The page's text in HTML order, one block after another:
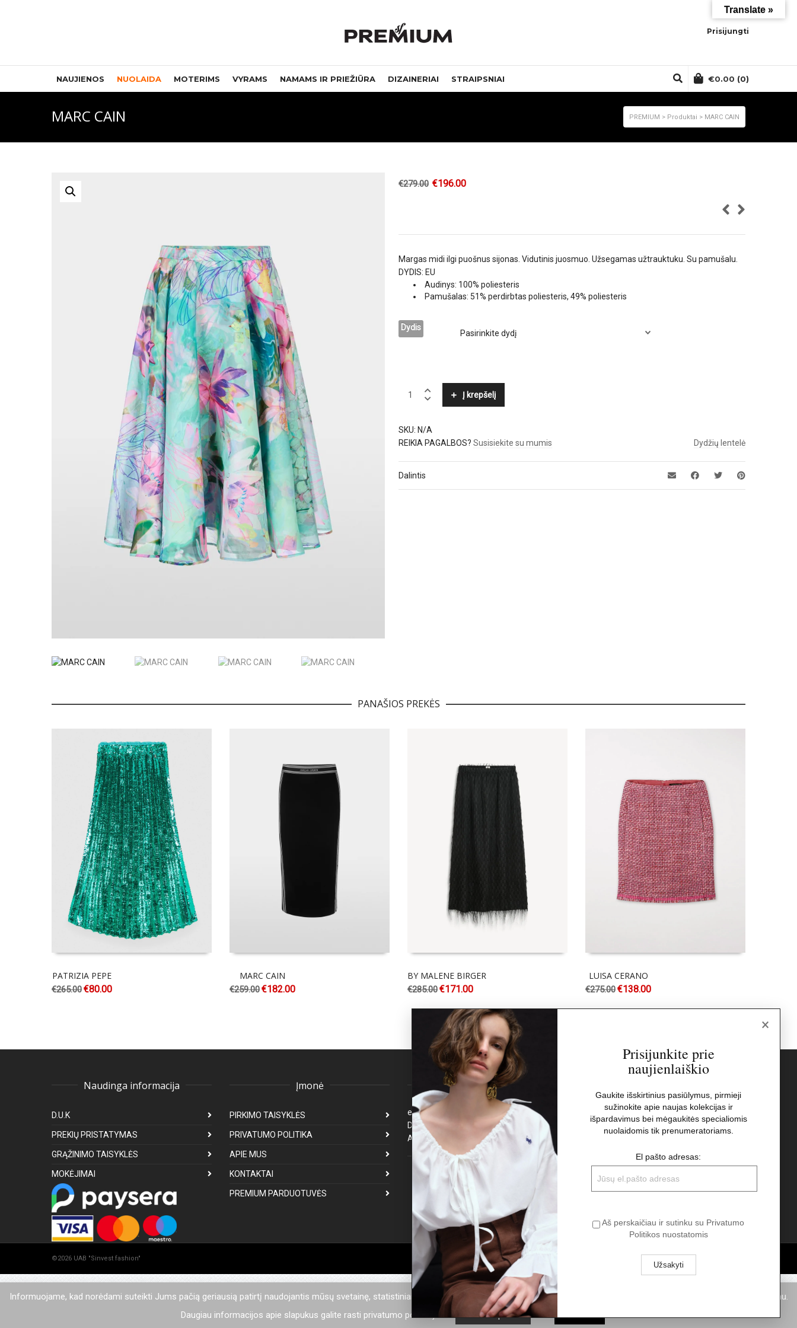
Prisijungti
NAUJIENOS NUOLAIDA MOTERIMS VYRAMS NAMAMS IR PRIEŽIŪRA DIZAINERIAI STRAIPSNIAI €0.00 (0)
MARC CAIN PREMIUM > Produktai > MARC CAIN
€279.00 €196.00
Margas midi ilgi puošnus sijonas. Vidutinis juosmuo. Užsegamas užtrauktuku. Su pamušalu.
DYDIS: EU
Audinys: 100% poliesteris
Pamušalas: 51% perdirbtas poliesteris, 49% poliesteris
Dydis
CAIN
Į krepšelį
SKU: N/A
REIKIA PAGALBOS? Susisiekite su mumis Dydžių lentelė
Dalintis
PANAŠIOS PREKĖS
PATRIZIA PEPE
€265.00€80.00
MARC CAIN
€259.00€182.00
BY MALENE BIRGER
€285.00€171.00
LUISA CERANO
€275.00€138.00
Naudinga informacija
D.U.K
PREKIŲ PRISTATYMAS
GRĄŽINIMO TAISYKLĖS
MOKĖJIMAI
Įmonė
PIRKIMO TAISYKLĖS
PRIVATUMO POLITIKA
APIE MUS
KONTAKTAI
PREMIUM PARDUOTUVĖS
Klientų aptarnavimas
eparduotuve@premiumfashion.lt
Darbo laikas: I-V 8:00-17:00
Atsakymas per 1-3 darbo dienas
Mus galite rasti
El pašto adresas:
Aš perskaičiau ir sutinku su Privatumo
Politikos nuostatomis
©2026 UAB "Sinvest fashion"
Informuojame, kad norėdami suteikti Jums pačią geriausią patirtį naudojantis mūsų svetainę, statistiniais tikslais mes naudojame slapukus. Spausdami „Aš sutinku“ Jūs sutinkate su slapukų naudojimu.
Daugiau informacijos apie slapukus galite rasti privatumo politikoje.
Privatumo politika Aš sutinku
Translate »
×
Prisijunkite prie
naujienlaiškio
Gaukite išskirtinius pasiūlymus, pirmieji
sužinokite apie naujas kolekcijas ir
išpardavimus bei mėgaukitės specialiomis
nuolaidomis tik prenumeratoriams.
El pašto adresas:
Aš perskaičiau ir sutinku su Privatumo
Politikos nuostatomis